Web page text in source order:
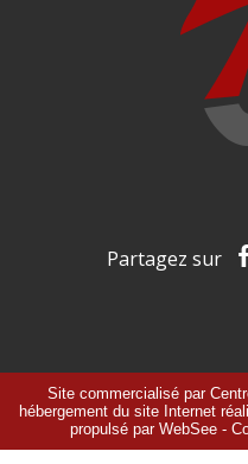
Site commercialisé par
hébergement du site Internet
propulsé par WebSee -